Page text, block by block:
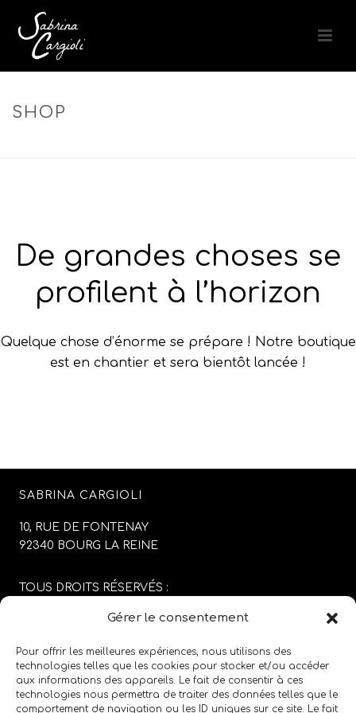
Gérer le consentement
Pour offrir les meilleures expériences, nous utilisons des
technologies telles que les cookies pour stocker et/ou accéder
aux informations des appareils. Le fait de consentir à ces
technologies nous permettra de traiter des données telles que le
comportement de navigation ou les ID uniques sur ce site. Le fait
SHOP
De grandes choses se
profilent à l’horizon
Quelque chose d’énorme se prépare ! Notre boutique
est en chantier et sera bientôt lancée !
SABRINA CARGIOLI
10, RUE DE FONTENAY
92340 BOURG LA REINE
TOUS DROITS RÉSERVÉS :
CONCEPTION DU SITE :
MENTIONS LÉGALES/CGV